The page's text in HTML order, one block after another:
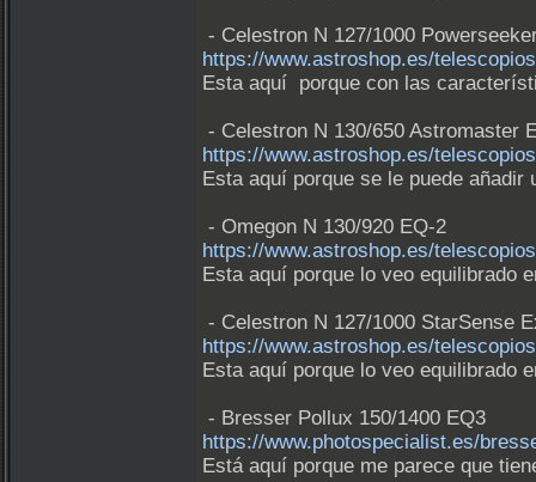
- Celestron N 127/1000
https://www.astroshop.es/
Esta aquí porque con las
- Celestron N 130/650 Astromaster
https://www.astroshop.es/
Esta aquí porque se le puede
- Omegon N 130/920 EQ-2
https://www.astroshop.es/
Esta aquí porque lo veo equilibrado
- Celestron N 127/1000 StarSense
https://www.astroshop.es/
Esta aquí porque lo veo equilibrado
- Bresser Pollux 150/1400 EQ3
https://www.photospecialist.es/
Está aquí porque me parece que